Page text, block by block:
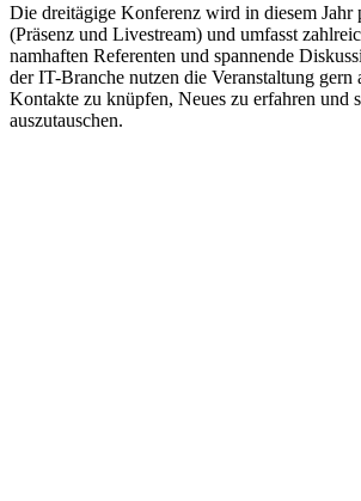
Die dreitägige Konferenz wird in diesem Jahr
(Präsenz und Livestream) und umfasst
namhaften Referenten und spannende
der IT-Branche nutzen die Veranstaltung gern
Kontakte zu knüpfen, Neues zu erfahren und
auszutauschen.